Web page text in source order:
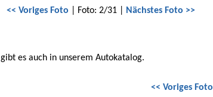
<< Voriges Foto | Foto: 2/31 |
Nächstes Foto >>
gibt es auch in unserem Autokatalog.
<< Voriges Foto